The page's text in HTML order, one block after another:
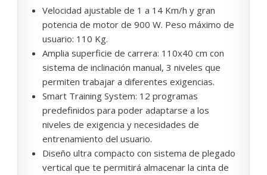
Velocidad ajustable de 1 a 14 Km/h y gran
potencia de motor de 900 W. Peso máximo de
usuario: 110 Kg.
Amplia superficie de carrera: 110x40 cm con
sistema de inclinación manual, 3 niveles que
permiten trabajar a diferentes exigencias.
Smart Training System: 12 programas
predefinidos para poder adaptarse a los
niveles de exigencia y necesidades de
entrenamiento del usuario.
Diseño ultra compacto con sistema de plegado
vertical que te permitirá almacenar la cinta de